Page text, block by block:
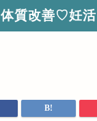
体質改善♡妊活